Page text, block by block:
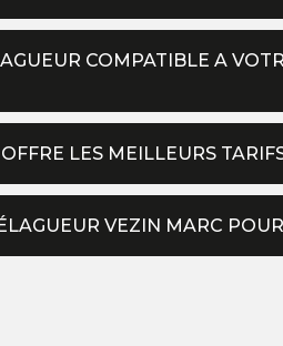
COMPATIBLE A
LES MEILLEURS
VEZIN MARC